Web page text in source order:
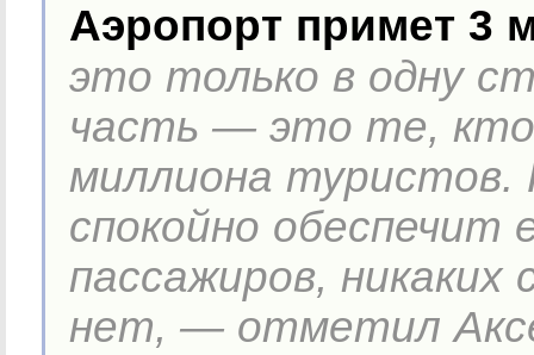
Аэропорт примет 3
это только в одну
часть — это те,
миллиона туристов.
спокойно обеспечит
пассажиров,
нет, — отметил